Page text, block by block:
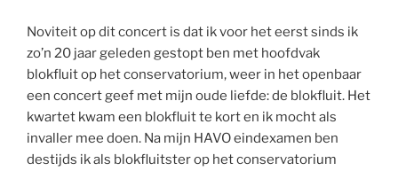
Noviteit op dit concert is dat ik voor het eerst sinds ik
zo’n 20 jaar geleden gestopt ben met hoofdvak
blokfluit op het conservatorium, weer in het openbaar
een concert geef met mijn oude liefde: de blokfluit. Het
kwartet kwam een blokfluit te kort en ik mocht als
invaller mee doen. Na mijn HAVO eindexamen ben
destijds ik als blokfluitster op het conservatorium